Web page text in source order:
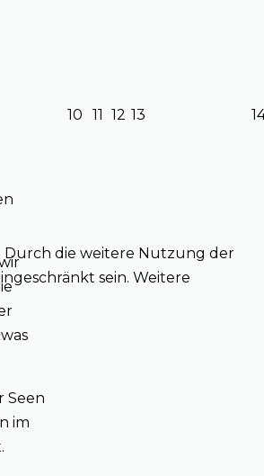
Seen
im
10 11 12 13
Durch die weitere Nutzung der
sein. Weitere